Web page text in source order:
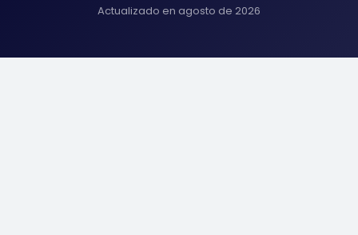
Actualizado en agosto de 2026